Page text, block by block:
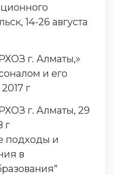
14-26 августа
г. Алматы,»
и его
г
г. Алматы, 29
г
подходы и
в